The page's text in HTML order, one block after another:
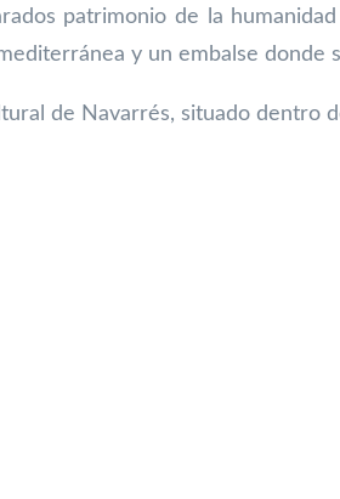
patrimonio de la
y un embalse donde
de Navarrés, situado dentro